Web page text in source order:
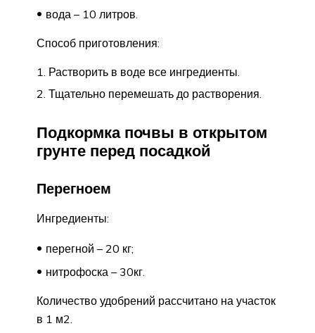
вода – 10 литров.
Способ приготовления:
Растворить в воде все ингредиенты.
Тщательно перемешать до растворения.
Подкормка почвы в открытом
грунте перед посадкой
Перегноем
Ингредиенты:
перегной – 20 кг;
нитрофоска – 30кг.
Количество удобрений рассчитано на участок
в 1 м2.